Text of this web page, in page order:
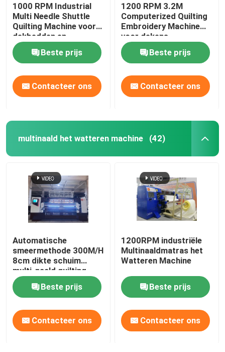
1000 RPM Industrial
Multi Needle Shuttle
Quilting Machine voor
dekbedden en
kledingstukken
Beste prijs
Contacteer ons
1200 RPM 3.2M
Computerized Quilting
Embroidery Machine
voor dekens
Beste prijs
Contacteer ons
multinaald het watteren machine (42)
Automatische
smeermethode 300M/H
8cm dikte schuim
multi-naald quilting
machine voor matras
Beste prijs
Contacteer ons
1200RPM industriële
Multinaaldmatras het
Watteren Machine
Beste prijs
Contacteer ons